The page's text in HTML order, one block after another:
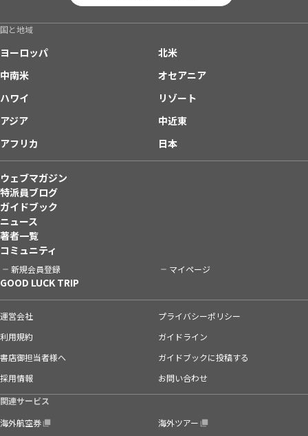
国と地域
ヨーロッパ
北米
中南米
オセアニア
ハワイ
リゾート
アジア
中近東
アフリカ
日本
ウェブマガジン
特派員ブログ
ガイドブック
ニュース
著者一覧
コミュニティ
新規会員登録 マイページ
GOOD LUCK TRIP
運営会社
プライバシーポリシー
利用規約
ガイドライン
書店御担当者様へ
ガイドブックに投稿する
採用情報
お問い合わせ
関連サービス
海外航空券
海外ツアー